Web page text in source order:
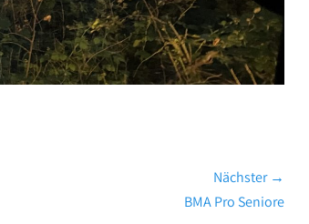
Nächster →
BMA Pro Seniore